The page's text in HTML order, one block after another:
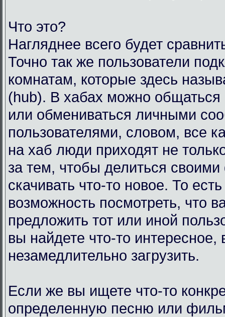
Что это?
Нагляднее всего будет
Точно так же пользователи
комнатам, которые здесь
(hub). В хабах можно
или обмениваться личными
пользователями, словом, все
на хаб люди приходят не
за тем, чтобы делиться
скачивать что-то новое. То
возможность посмотреть, что
предложить тот или иной
вы найдете что-то интересное,
незамедлительно загрузить.
Если же вы ищете что-то
определенную песню или